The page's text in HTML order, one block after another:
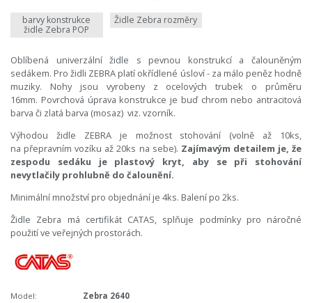
barvy konstrukce
židle Zebra POP
Židle Zebra rozměry
Oblíbená univerzální židle s pevnou konstrukcí a čalouněným
sedákem. Pro židli ZEBRA platí okřídlené úsloví - za málo peněz hodně
muziky. Nohy jsou vyrobeny z ocelových trubek o průměru
16mm. Povrchová úprava konstrukce je buď chrom nebo antracitová
barva či zlatá barva (mosaz) viz. vzorník.
Výhodou židle ZEBRA je možnost stohování (volně až 10ks,
na přepravním vozíku až 20ks na sebe). Zajímavým detailem je, že
zespodu sedáku je plastový kryt, aby se při stohování
nevytlačily prohlubně do čalounění.
Minimální množství pro objednání je 4ks. Balení po 2ks.
Židle Zebra má certifikát CATAS, splňuje podmínky pro náročné
použití ve veřejných prostorách.
Model:
Zebra 2640